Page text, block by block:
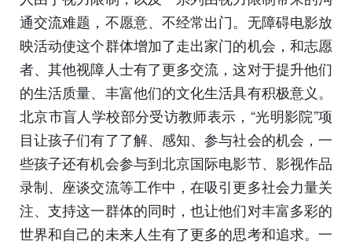
通交流难题，不愿意、不经常出门。无障碍电影放
映活动使这个群体增加了走出家门的机会，和志愿
者、其他视障人士有了更多交流，这对于提升他们
的生活质量、丰富他们的文化生活具有积极意义。
北京市盲人学校部分受访教师表示，“光明影院”项
目让孩子们有了了解、感知、参与社会的机会，一
些孩子还有机会参与到北京国际电影节、影视作品
录制、座谈交流等工作中，在吸引更多社会力量关
注、支持这一群体的同时，也让他们对丰富多彩的
世界和自己的未来人生有了更多的思考和追求。一